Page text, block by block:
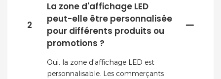
2
La zone d'affichage LED
peut-elle être personnalisée
pour différents produits ou
promotions ?
Oui, la zone d'affichage LED est
personnalisable. Les commerçants